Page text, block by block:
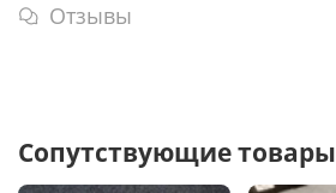
Отзывы
Сопутствующие товары